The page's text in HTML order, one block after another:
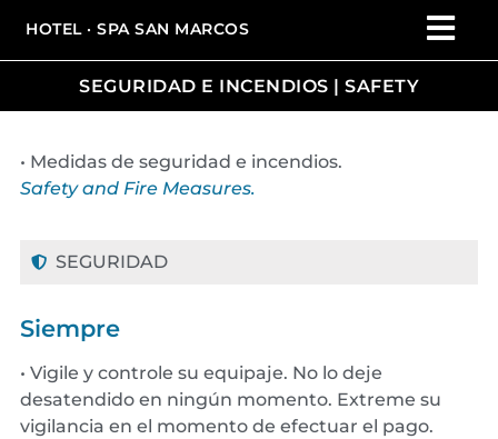
HOTEL · SPA SAN MARCOS
SEGURIDAD E INCENDIOS | SAFETY
• Medidas de seguridad e incendios.
Safetyand Fire Measures.
SEGURIDAD
Siempre
• Vigile y controle su equipaje. No lo deje
desatendido en ningún momento. Extreme su
vigilancia en el momento de efectuar el pago.